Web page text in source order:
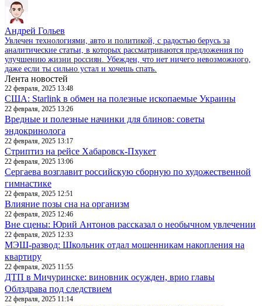
Андрей Гольев
Увлечен технологиями, авто и политикой, с радостью берусь за
аналитические статьи, в которых рассматриваются предложения по
улучшению жизни россиян. Убежден, что нет ничего невозможного,
даже если ты сильно устал и хочешь спать.
Лента новостей
22 февраля, 2025 13:48
США: Starlink в обмен на полезные ископаемые Украины
22 февраля, 2025 13:26
Вредные и полезные начинки для блинов: советы
эндокринолога
22 февраля, 2025 13:17
Стриптиз на рейсе Хабаровск-Пхукет
22 февраля, 2025 13:06
Сергаева возглавит российскую сборную по художественной
гимнастике
22 февраля, 2025 12:51
Влияние позы сна на организм
22 февраля, 2025 12:46
Вне сцены: Юрий Антонов рассказал о необычном увлечении
22 февраля, 2025 12:33
МЭШ-развод: Школьник отдал мошенникам накопления на
квартиру
22 февраля, 2025 11:55
ДТП в Мичуринске: виновник осужден, врио главы
Облздрава под следствием
22 февраля, 2025 11:14